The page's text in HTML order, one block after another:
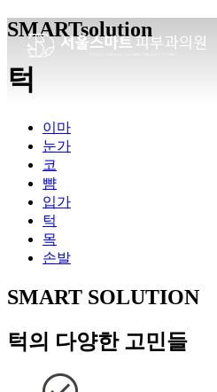
SMARTsolution
턱
이마
눈가
코
뺨
입가
턱
목
손발
SMART SOLUTION
턱의 다양한 고민들